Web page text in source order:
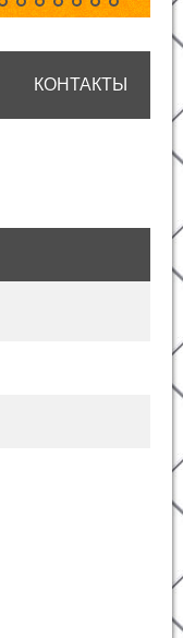
КОНТАКТЫ